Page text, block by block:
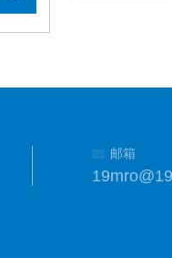
邮箱